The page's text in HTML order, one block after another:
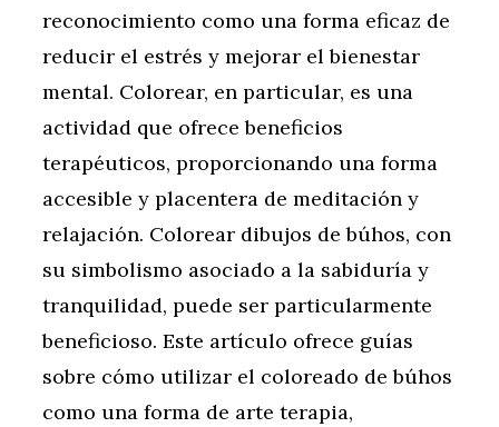
reconocimiento como una forma eficaz de
reducir el estrés y mejorar el bienestar
mental. Colorear, en particular, es una
actividad que ofrece beneficios
terapéuticos, proporcionando una forma
accesible y placentera de meditación y
relajación. Colorear dibujos de búhos, con
su simbolismo asociado a la sabiduría y
tranquilidad, puede ser particularmente
beneficioso. Este artículo ofrece guías
sobre cómo utilizar el coloreado de búhos
como una forma de arte terapia,